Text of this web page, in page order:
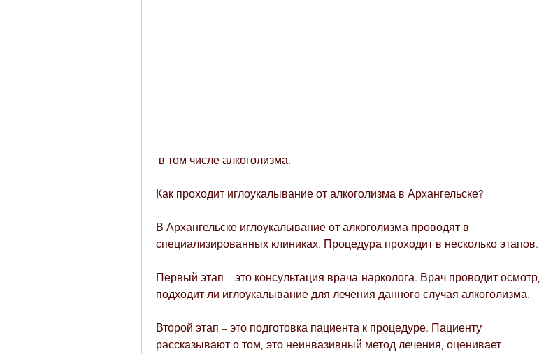
в том числе алкоголизма.
Как проходит иглоукалывание от алкоголизма в Архангельске?
В Архангельске иглоукалывание от алкоголизма проводят в
специализированных клиниках. Процедура проходит в несколько этапов.
Первый этап – это консультация врача-нарколога. Врач проводит осмотр,
подходит ли иглоукалывание для лечения данного случая алкоголизма.
Второй этап – это подготовка пациента к процедуре. Пациенту
рассказывают о том, это неинвазивный метод лечения, оценивает